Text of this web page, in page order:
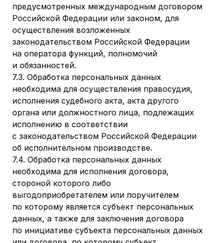
предусмотренных международным договором
Российской Федерации или законом, для
осуществления возложенных
законодательством Российской Федерации
на оператора функций, полномочий
и обязанностей.
7.3. Обработка персональных данных
необходима для осуществления правосудия,
исполнения судебного акта, акта другого
органа или должностного лица, подлежащих
исполнению в соответствии
с законодательством Российской Федерации
об исполнительном производстве.
7.4. Обработка персональных данных
необходима для исполнения договора,
стороной которого либо
выгодоприобретателем или поручителем
по которому является субъект персональных
данных, а также для заключения договора
по инициативе субъекта персональных данных